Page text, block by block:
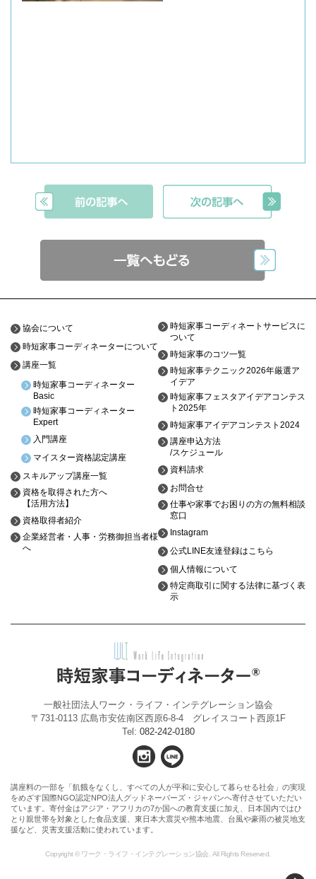
協会について
時短家事コーディネーターについて
講座一覧
時短家事コーディネーター
Basic
時短家事コーディネーター
Expert
入門講座
マイスター資格認定講座
スキルアップ講座一覧
資格を取得された方へ
【活用方法】
資格取得者紹介
企業経営者・人事・労務御担当者様
へ
時短家事コーディネートサービスに
ついて
時短家事のコツ一覧
時短家事テクニック2026年厳選ア
イデア
時短家事フェスタアイデアコンテス
ト2025年
時短家事アイデアコンテスト2024
講座申込方法
/スケジュール
資料請求
お問合せ
仕事や家事でお困りの方の無料相談
窓口
Instagram
公式LINE友達登録はこちら
個人情報について
特定商取引に関する法律に基づく表
示
一般社団法人ワーク・ライフ・インテグレーション協会
〒731-0113 広島市安佐南区西原6-8-4 グレイスコート西原1F
Tel: 082-242-0180
講座料の一部を「飢餓をなくし、すべての人が平和に安心して暮らせる社会」の実現
をめざす国際NGO認定NPO法人グッドネーバーズ・ジャパンへ寄付させていただい
ています。寄付金はアジア・アフリカの7か国への教育支援に加え、日本国内ではひ
とり親世帯を対象とした食品支援、東日本大震災や熊本地震、台風や豪雨の被災地支
援など、災害支援活動に使われています。
Copyright © ワーク・ライフ・インテグレーション協会. All Rights Reserved.